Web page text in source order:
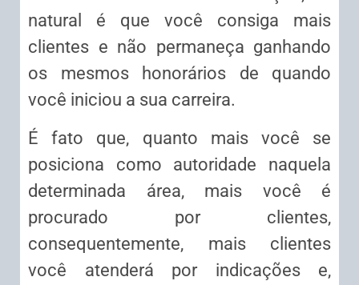
natural é que você consiga mais
clientes e não permaneça ganhando
os mesmos honorários de quando
você iniciou a sua carreira.
É fato que, quanto mais você se
posiciona como autoridade naquela
determinada área, mais você é
procurado por clientes,
consequentemente, mais clientes
você atenderá por indicações e,